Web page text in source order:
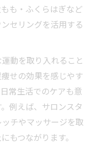
も・ふくらはぎなど
セリングを活用する
動を取り入れること
せの効果を感じやす
常生活でのケアも意
例えば、サロンスタ
チやマッサージを取
もつながります。